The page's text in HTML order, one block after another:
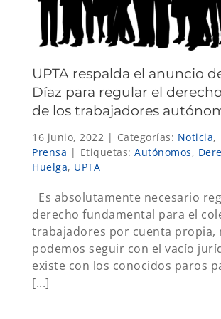
UPTA respalda el anuncio
Díaz para regular el
de los trabajadores
16 junio, 2022 | Categorías: Noticia,
Prensa | Etiquetas: Autónomos,
Huelga, UPTA
Es absolutamente necesario
derecho fundamental para el
trabajadores por cuenta propia,
podemos seguir con el vacío
existe con los conocidos paros
[...]